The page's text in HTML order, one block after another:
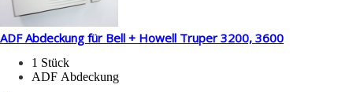
ADF Abdeckung für Bell + Howell Truper 3200, 3600
1 Stück
ADF Abdeckung